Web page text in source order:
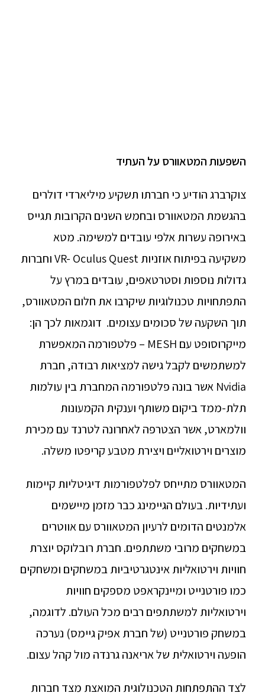
השפעות המטאוורס על העתיד
צוקרברג הודיע כי חברתו תשקיע מיליארדי דולרים
בהגשמת המטאוורס ובחמש השנים הקרובות תגייס
באירופה עשרות אלפי עובדים למשימה. מטא
משקיעה בפיתוח אוזניות VR- Oculus Quest וחברות
גדולות נוספות וסטרטאפים, עובדים במרץ על
התפתחויות טכנולוגיות שיקרבו את חלום המטאוורס,
תוך השקעה של סכומים עצומים. דוגמאות לכך הן:
מייקרוסופט עם MESH – פלטפורמה המאפשרת
למשתמשים לקבל גישה למציאות רבודה, חברת
Nvidia אשר בונה פלטפורמה המחברת בין עולמות
תלת-ממד ביקום משותף וענקית הקמעונות
וולמארט, אשר הצטרפה לאחרונה לטרנד עם מכירת
מוצרים וירטואליים ויצירת מטבע קריפטו משלה.
המטאוורס מתייחס לפלטפורמות דיגיטליות קיימות
ועתידיות. בעולם הגיימינג כבר מזמן מיישמים
אלמנטים הדומים לרעיון המטאוורס עם אווטרים
במשחקים מרובי משתתפים. חברת רובלוקס יוצרת
חוויות וירטואליות אינטגרטיביות במשחקים ומשחקים
כמו פורטנייט ומיינקראפט מספקים חוויות
וירטואליות למשתתפים רבים מכל העולם. לדוגמה,
במשחק פורטנייט (של חברת אפיק גיימס) נערכה
הופעה וירטואלית של אריאנה גרנדה מול קהל עצום.
לצד ההתפתחות הטכנולוגית המואצת מצד חברות